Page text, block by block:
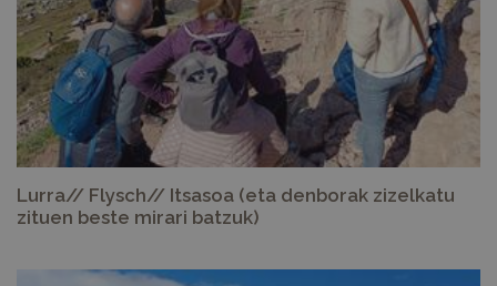
Lurra// Flysch// Itsasoa (eta denborak zizelkatu
zituen beste mirari batzuk)